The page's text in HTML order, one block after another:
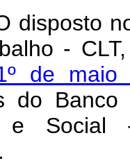
disposto
-
de maio
do Banco
e